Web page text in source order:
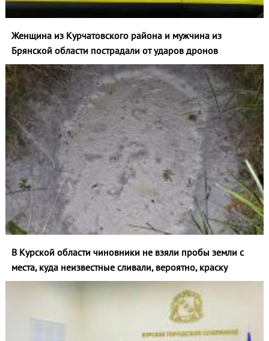
Женщина из Курчатовского района и мужчина из
Брянской области пострадали от ударов дронов
В Курской области чиновники не взяли пробы земли с
места, куда неизвестные сливали, вероятно, краску